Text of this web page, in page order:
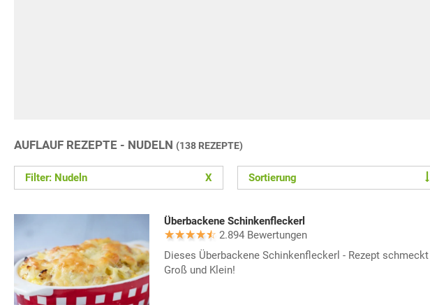
AUFLAUF REZEPTE - NUDELN (138 REZEPTE)
Filter: Nudeln X Sortierung
Überbackene Schinkenfleckerl
2.894 Bewertungen
Dieses Überbackene Schinkenfleckerl - Rezept schmeckt
Groß und Klein!